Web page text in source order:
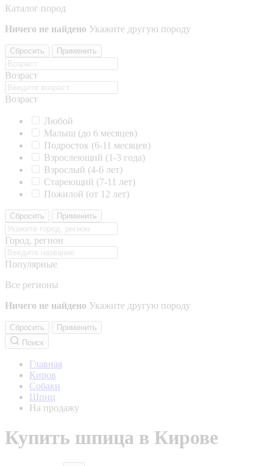
Каталог пород
Ничего не найдено Укажите другую породу
Сбросить Применить
Возраст
Возраст
Любой
Малыш (до 6 месяцев)
Подросток (6-11 месяцев)
Взрослеющий (1-3 года)
Взрослый (4-6 лет)
Стареющий (7-11 лет)
Пожилой (от 12 лет)
Сбросить Применить
Город, регион
Популярные
Все регионы
Ничего не найдено Укажите другую породу
Сбросить
Применить
Поиск
Главная
Киров
Собаки
Шпиц
На продажу
Купить шпица в Кирове